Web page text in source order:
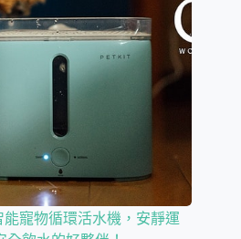
寵物循環活水機，安靜運